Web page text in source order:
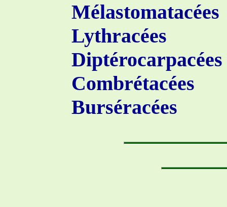
Mélastomatacées
Lythracées
Diptérocarpacées
Combrétacées
Burséracées